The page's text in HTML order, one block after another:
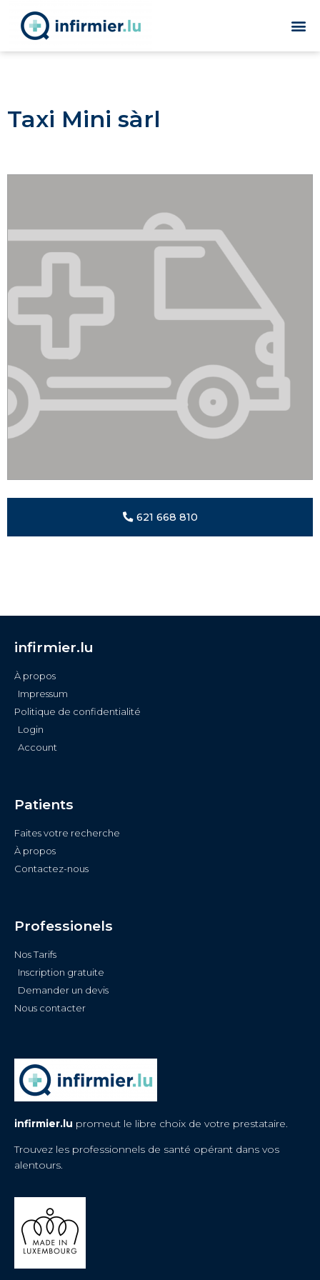
Taxi Mini sàrl
621 668 810
infirmier.lu
À propos
Impressum
Politique de confidentialité
Login
Account
Patients
Faites votre recherche
À propos
Contactez-nous
Professionels
Nos Tarifs
Inscription gratuite
Demander un devis
Nous contacter
infirmier.lu promeut le libre choix de votre prestataire.
Trouvez les professionnels de santé opérant dans vos
alentours.